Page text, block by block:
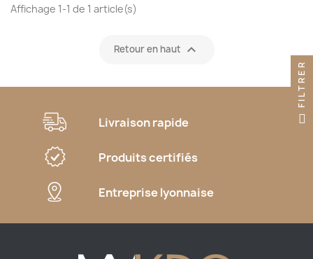
Affichage 1-1 de 1 article(s)
Retour en haut 
Livraison rapide
Produits certifiés
Entreprise lyonnaise
FILTRER